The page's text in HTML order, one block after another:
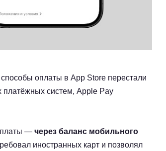
оплаты в App Store перестали
платёжных систем, Apple Pay
— через баланс мобильного
иностранных карт и позволял